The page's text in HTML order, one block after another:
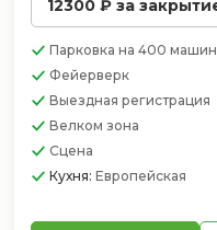
12300 ₽ за
Парковка на 400 машин
Фейерверк
Выездная регистрация
Велком зона
Сцена
Кухня: Европейская